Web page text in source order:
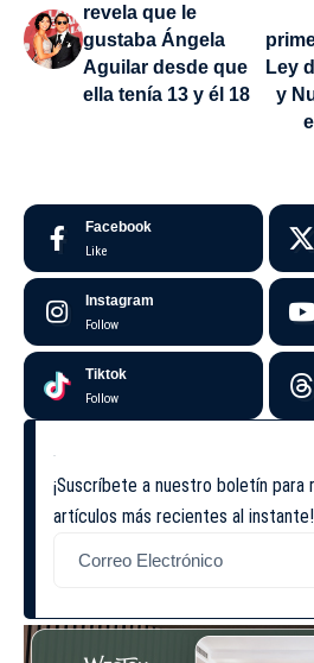
revela que le
gustaba Ángela
Aguilar desde que
ella tenía 13 y él 18
Ley
y
Facebook
Like
Instagram
Follow
Tiktok
Follow
¡Suscríbete a nuestro boletín para
artículos más recientes al instante!